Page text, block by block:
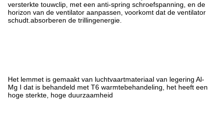
versterkte touwclip, met een anti-spring schroefspanning, en de
horizon van de ventilator aanpassen, voorkomt dat de ventilator
schudt.absorberen de trillingenergie.
Het lemmet is gemaakt van luchtvaartmateriaal van legering Al-
Mg I dat is behandeld met T6 warmtebehandeling, het heeft een
hoge sterkte, hoge duurzaamheid